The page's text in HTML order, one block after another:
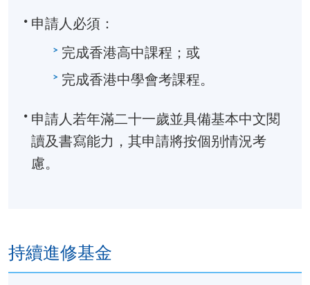
蔡文浩博士擁有澳洲蒙納許大學航天工程
學士學位及工程科學哲學博士學位。
蔡博士研修八字及風水命理。曾受邀於香
在香港為家居、商舖、辦公室及樓上商店
提出風水建議。亦在國內中山、柳州及惠
州等地為大形樓盤及其售樓處提供風水佈
Read More
申請人必須：
完成香港高中課程；或
完成香港中學會考課程。
申請人若年滿二十一歲並具備基本中文閱
讀及書寫能力，其申請將按個别情況考
慮。
持續進修基金